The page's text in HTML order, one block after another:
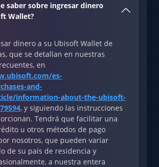
saber sobre ingresar dinero
Wallet?
dinero a su Ubisoft Wallet de
que se detallan en nuestras
en
es-
and-
information-about-the-ubisoft-
, y siguiendo las instrucciones
Tendrá que facilitar una
u otros métodos de pago
nosotros, que pueden variar
de su país de residencia y
a nuestra entera